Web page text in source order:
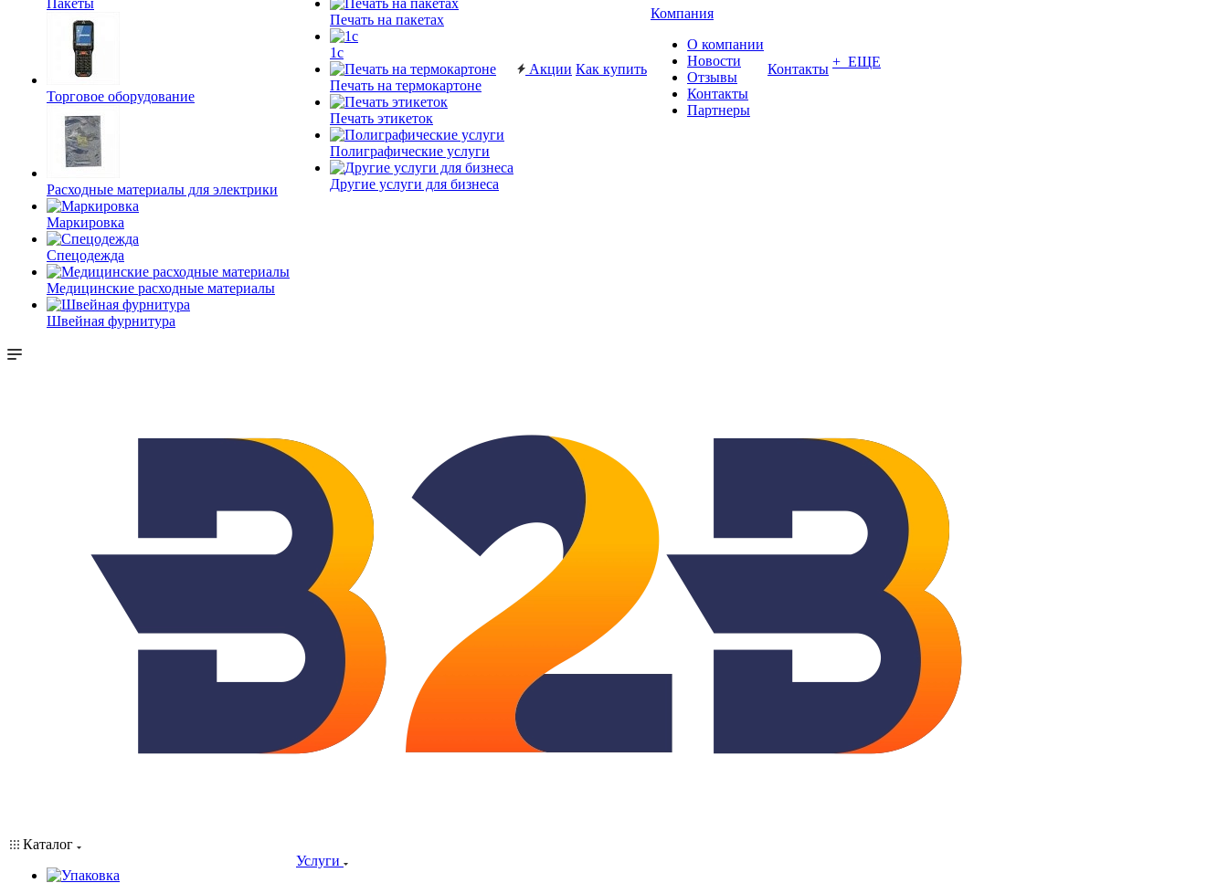
Пакеты
Торговое оборудование
Расходные материалы для электрики
Маркировка
Спецодежда
Медицинские расходные материалы
Швейная фурнитура
Печать на пакетах
1c
Печать на термокартоне
Печать этикеток
Полиграфические услуги
Другие услуги для бизнеса
Акции Как купить
Компания
О компании
Новости
Отзывы
Контакты
Партнеры
Контакты + ЕЩЕ
Каталог
Услуги